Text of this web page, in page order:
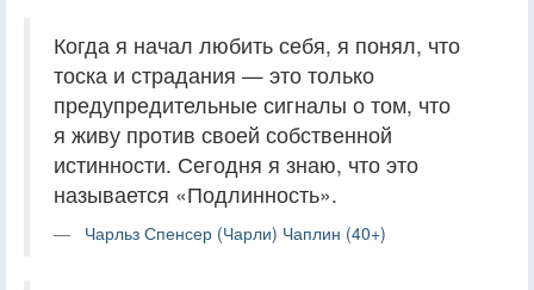
Когда я начал любить себя, я понял, что
тоска и страдания — это только
предупредительные сигналы о том, что
я живу против своей собственной
истинности. Сегодня я знаю, что это
называется «Подлинность».
Чарльз Спенсер (Чарли) Чаплин (40+)